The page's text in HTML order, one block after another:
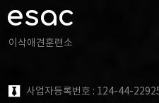
esac
이삭애견훈련소
사업자등록번호 : 124-44-